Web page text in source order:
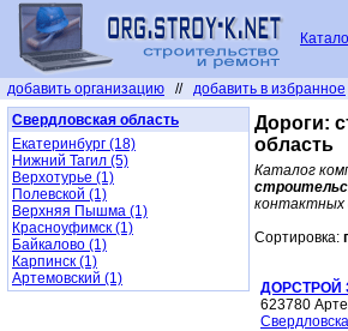
добавить организацию // добавить в избранное
Свердловская область
Екатеринбург (18)
Нижний Тагил (5)
Верхотурье (1)
Полевской (1)
Верхняя Пышма (1)
Красноуфимск (1)
Байкалово (1)
Карпинск (1)
Артемовский (1)
Дороги:
область
Каталог
контактных
Сортировка:
ДОРСТРОЙ
623780